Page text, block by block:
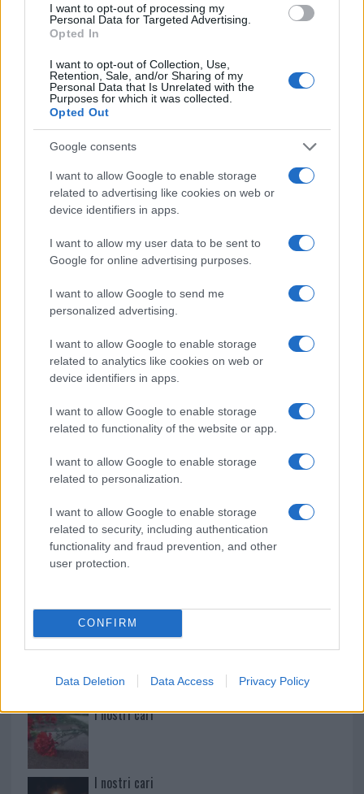
I want to opt-out of processing my
Personal Data for Targeted Advertising.
Opted In
I want to opt-out of Collection, Use,
Retention, Sale, and/or Sharing of my
Personal Data that Is Unrelated with the
Purposes for which it was collected.
Opted Out
Google consents
I want to allow Google to enable storage
related to advertising like cookies on web or
device identifiers in apps.
I want to allow my user data to be sent to
Google for online advertising purposes.
I want to allow Google to send me
personalized advertising.
I want to allow Google to enable storage
related to analytics like cookies on web or
device identifiers in apps.
I want to allow Google to enable storage
related to functionality of the website or app.
I want to allow Google to enable storage
related to personalization.
I want to allow Google to enable storage
related to security, including authentication
functionality and fraud prevention, and other
user protection.
CONFIRM
Data Deletion Data Access Privacy Policy
Lettini e arredi abusivi sulla spiaggia libera,
sequestri a Olbia e Arzachena
È morto Francesco Guccini, il maestro che
rifiutò la Costa Smeralda
utenti
Mario Malu
Paolo Pinna
I nostri cari
I nostri cari
I nostri cari